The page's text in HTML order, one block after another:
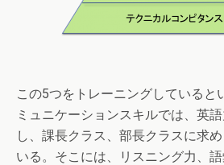
この5つをトレーニングしていると
ミュニケーションスキルでは、英
し、課長クラス、部長クラスに求
いる。そこには、リスニング力、